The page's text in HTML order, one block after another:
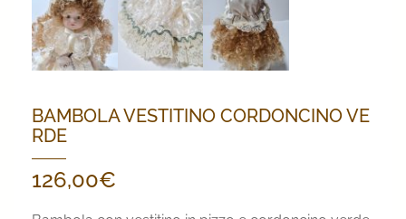
BAMBOLA VESTITINO CORDONCINO VE
RDE
126,00€